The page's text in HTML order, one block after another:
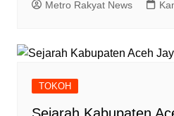
Metro Rakyat News
TOKOH